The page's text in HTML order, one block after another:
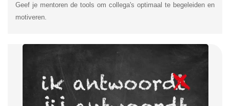
Geef je mentoren de tools om collega's optimaal te begeleiden en
motiveren.